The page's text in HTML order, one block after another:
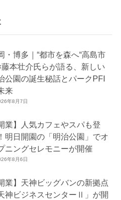
・博多｜“都市を森へ“高島市
本壮介氏らが語る、新しい
公園の誕生秘話とパークPFI
来
年8月7日
業】人気カフェやスパも登
明日開園の「明治公園」でオ
ニングセレモニーが開催
年8月6日
業】天神ビッグバンの新拠点
神ビジネスセンターⅡ」が開